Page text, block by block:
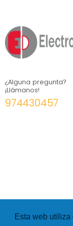
Esta web
¿Alguna pregunta?
¡Llámanos!
974430457
Hexer- All